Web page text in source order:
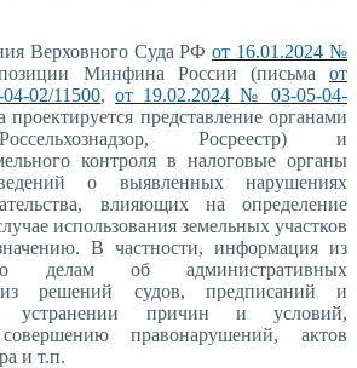
Верховного Суда РФот 16.01.2024 №
Минфина России (письма от
02/11500, от 19.02.2024 № 03-05-04-
проектируется представление органами
Росреестр) и
контроля в налоговые органы
о выявленных нарушениях
влияющих на определение
использования земельных участков
В частности, информация из
делам об административных
из решений судов, предписаний и
устранении причин и условий,
совершению правонарушений, актов
и т.п.